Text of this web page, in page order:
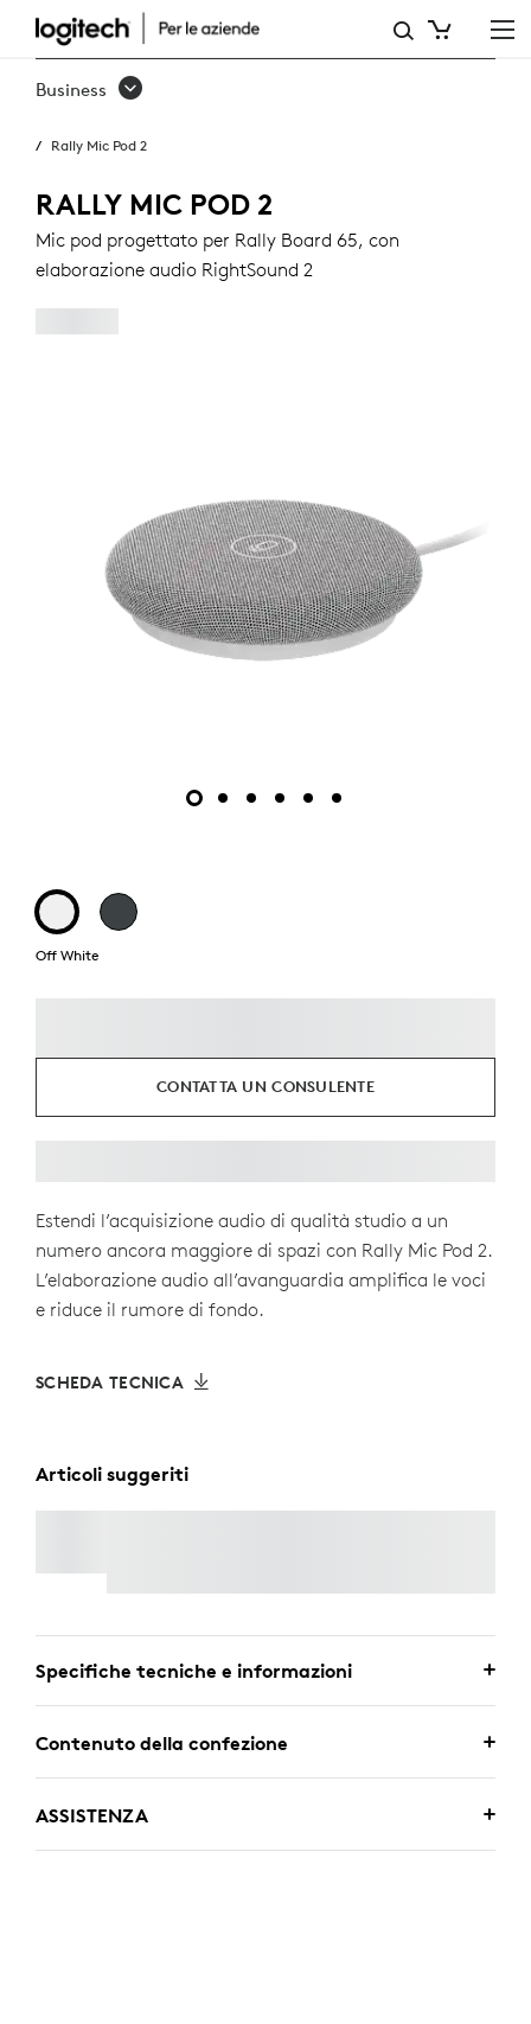
RALLY
MIC
Business
Rally Mic Pod 2
RALLY MIC POD 2
Mic pod progettato per Rally Board 65, con
elaborazione audio RightSound 2
Off White
CONTATTA UN CONSULENTE
Estendi l’acquisizione audio di qualità studio a un
numero ancora maggiore di spazi con Rally Mic Pod 2.
L’elaborazione audio all’avanguardia amplifica le voci
e riduce il rumore di fondo.
SCHEDA TECNICA
Articoli suggeriti
Specifiche tecniche e informazioni
Contenuto della confezione
ASSISTENZA